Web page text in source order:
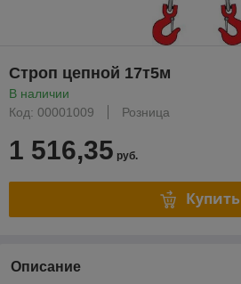
Строп цепной 17т5м
В наличии
Код: 00001009
Розница
1 516,35 руб.
Купить
Описание